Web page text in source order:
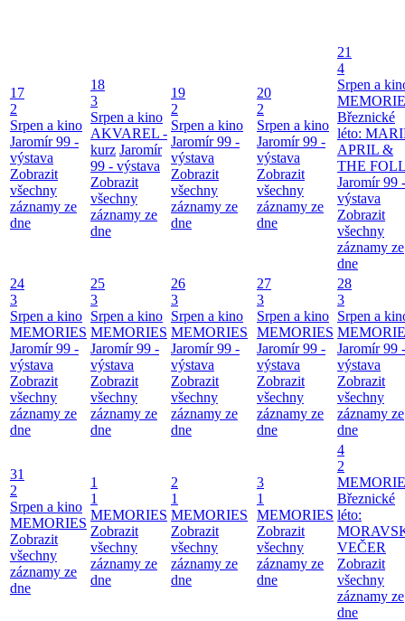
17
2
Srpen a kino
Jaromír 99 -
výstava
Zobrazit
všechny
záznamy ze
dne
18
3
Srpen a kino
AKVAREL -
kurz Jaromír
99 - výstava
Zobrazit
všechny
záznamy ze
dne
19
2
Srpen a kino
Jaromír 99 -
výstava
Zobrazit
všechny
záznamy ze
dne
20
2
Srpen a kino
Jaromír 99 -
výstava
Zobrazit
všechny
záznamy ze
dne
21
4
Srpen a
Březnické
léto:
APRIL &
THE
Jaromír 99 -
výstava
Zobrazit
všechny
záznamy ze
dne
24
3
Srpen a kino
MEMORIES
Jaromír 99 -
výstava
Zobrazit
všechny
záznamy ze
dne
25
3
Srpen a kino
MEMORIES
Jaromír 99 -
výstava
Zobrazit
všechny
záznamy ze
dne
26
3
Srpen a kino
MEMORIES
Jaromír 99 -
výstava
Zobrazit
všechny
záznamy ze
dne
27
3
Srpen a kino
MEMORIES
Jaromír 99 -
výstava
Zobrazit
všechny
záznamy ze
dne
28
3
Srpen a
Jaromír 99 -
výstava
Zobrazit
všechny
záznamy ze
dne
31
2
Srpen a kino
MEMORIES
Zobrazit
všechny
záznamy ze
dne
1
1
MEMORIES
Zobrazit
všechny
záznamy ze
dne
2
1
MEMORIES
Zobrazit
všechny
záznamy ze
dne
3
1
MEMORIES
Zobrazit
všechny
záznamy ze
dne
4
2
Březnické
léto:
VEČER
Zobrazit
všechny
záznamy ze
dne